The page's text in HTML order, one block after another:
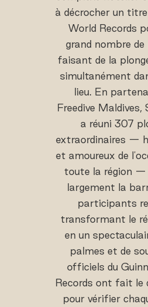
à décrocher un
World Records
grand nombre de
faisant de la
simultanément
lieu. En
Freedive Maldives,
a réuni 307
extraordinaires —
et amoureux de
toute la région —
largement la
participants
transformant le
en un
palmes et de
officiels du
Records ont fait le
pour vérifier